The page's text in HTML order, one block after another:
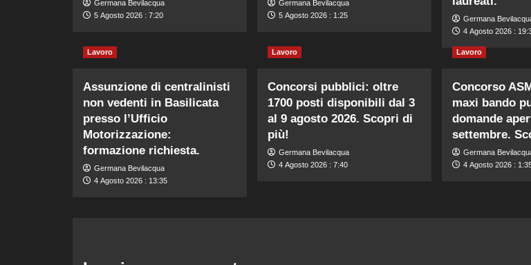
Germana Bevilacqua
5 Agosto 2026 : 7:20
Germana Bevilacqua
5 Agosto 2026 : 1:25
Germana
4 Agosto 2026 :
Lavoro
Assunzione di centralinisti
non vedenti in Basilicata
presso l’Ufficio
Motorizzazione:
formazione richiesta.
Germana Bevilacqua
4 Agosto 2026 : 13:35
Lavoro
Concorsi pubblici: oltre
1700 posti disponibili dal 3
al 9 agosto 2026. Scopri di
più!
Germana Bevilacqua
4 Agosto 2026 : 7:40
Lavoro
Concorso
maxi bando
domande
settembre.
Germana
4 Agosto 2026 :